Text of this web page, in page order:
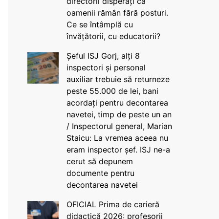
oamenii rămân fără posturi.
Ce se întâmplă cu
învățătorii, cu educatorii?
Șeful ISJ Gorj, alți 8
inspectori și personal
auxiliar trebuie să returneze
peste 55.000 de lei, bani
acordați pentru decontarea
navetei, timp de peste un an
/ Inspectorul general, Marian
Staicu: La vremea aceea nu
eram inspector șef. ISJ ne-a
cerut să depunem
documente pentru
decontarea navetei
OFICIAL Prima de carieră
didactică 2026: profesorii